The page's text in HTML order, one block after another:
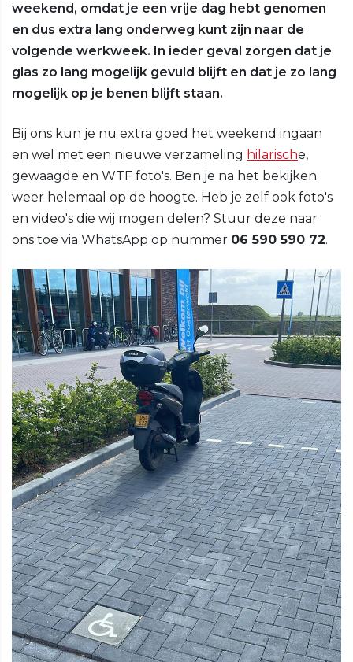
weekend, omdat je een vrije dag hebt genomen
en dus extra lang onderweg kunt zijn naar de
volgende werkweek. In ieder geval zorgen dat je
glas zo lang mogelijk gevuld blijft en dat je zo lang
mogelijk op je benen blijft staan.
Bij ons kun je nu extra goed het weekend ingaan
en wel met een nieuwe verzameling hilarische,
gewaagde en WTF foto's. Ben je na het bekijken
weer helemaal op de hoogte. Heb je zelf ook foto's
en video's die wij mogen delen? Stuur deze naar
ons toe via WhatsApp op nummer 06 590 590 72.